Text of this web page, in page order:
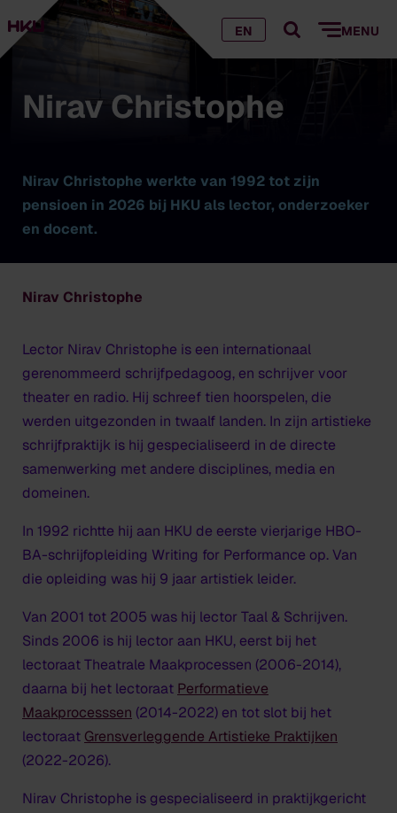
EN MENU
Nirav Christophe
Nirav Christophe werkte van 1992 tot zijn
pensioen in 2026 bij HKU als lector, onderzoeker
en docent.
Nirav Christophe
Lector Nirav Christophe is een internationaal
gerenommeerd schrijfpedagoog, en schrijver voor
theater en radio. Hij schreef tien hoorspelen, die
werden uitgezonden in twaalf landen. In zijn artistieke
schrijfpraktijk is hij gespecialiseerd in de directe
samenwerking met andere disciplines, media en
domeinen.
In 1992 richtte hij aan HKU de eerste vierjarige HBO-
BA-schrijfopleiding Writing for Performance op. Van
die opleiding was hij 9 jaar artistiek leider.
Van 2001 tot 2005 was hij lector Taal & Schrijven.
Sinds 2006 is hij lector aan HKU, eerst bij het
lectoraatTheatrale Maakprocessen (2006-2014),
daarna bij het lectoraat Performatieve
Maakprocesssen (2014-2022) en tot slot bij het
lectoraat Grensverleggende Artistieke Praktijken
(2022-2026).
Nirav Christophe is gespecialiseerd in praktijkgericht